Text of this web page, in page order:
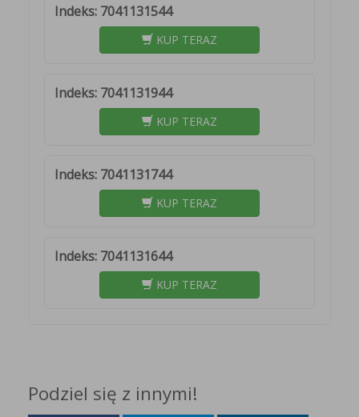
Indeks: 7041131544
KUP TERAZ
Indeks: 7041131944
KUP TERAZ
Indeks: 7041131744
KUP TERAZ
Indeks: 7041131644
KUP TERAZ
Podziel się z innymi!